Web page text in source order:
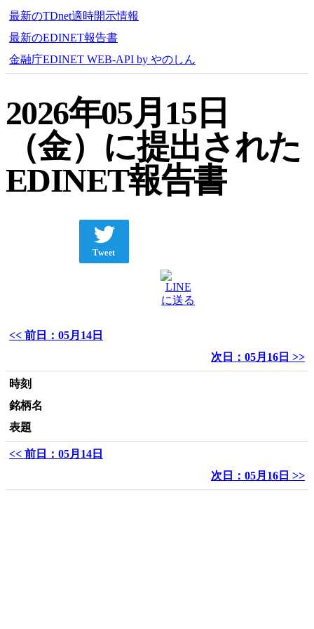
最新のTDnet適時開示情報
最新のEDINET報告書
金融庁EDINET WEB-API by やのしん
2026年05月15日
（金）に提出された
EDINET報告書
Tweet
<< 前日：05月14日
次日：05月16日 >>
時刻
銘柄名
表題
<< 前日：05月14日
次日：05月16日 >>